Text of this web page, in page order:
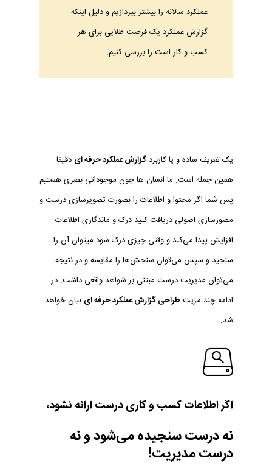
عملکرد سالانه را بیشتر بپردازیم و دلیل اینکه
گزارش عملکرد یک فرصت طلایی برای هر
کسب و کار است را بررسی کنیم.
یک تعریف ساده و یا کاربردگزارش عملکرد حرفه ای دقیقا
همین جمله است. ما انسان ها چون موجوداتی بصری هستیم
پس شما اگر محتوا و اطلاعات را بصورت تصویرسازی درست و
مصورسازی اصولی دریافت کنید درک و ماندگاری اطلاعات
افزایش پیدا می‌کند و وقتی چیزی درک شود میتوان آن را
سنجید و سپس می‌توان سنجش‌ها را مقایسه و در نتیجه
می‌توان مدیریت درست مبتنی بر شواهد واقعی داشت. در
ادامه چند مزیت طراحی گزارش عملکرد حرفه ای بیان خواهد
شد.
اگراطلاعاتکسب وکاریدرستارائه نشود،
نهدرستسنجیدهمی‌شود ونه
درستمدیریت!